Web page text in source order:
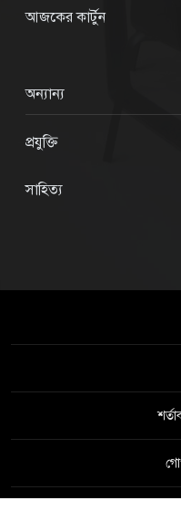
আজকের কার্টুন
অন্যান্য
প্রযুক্তি
সাহিত্য